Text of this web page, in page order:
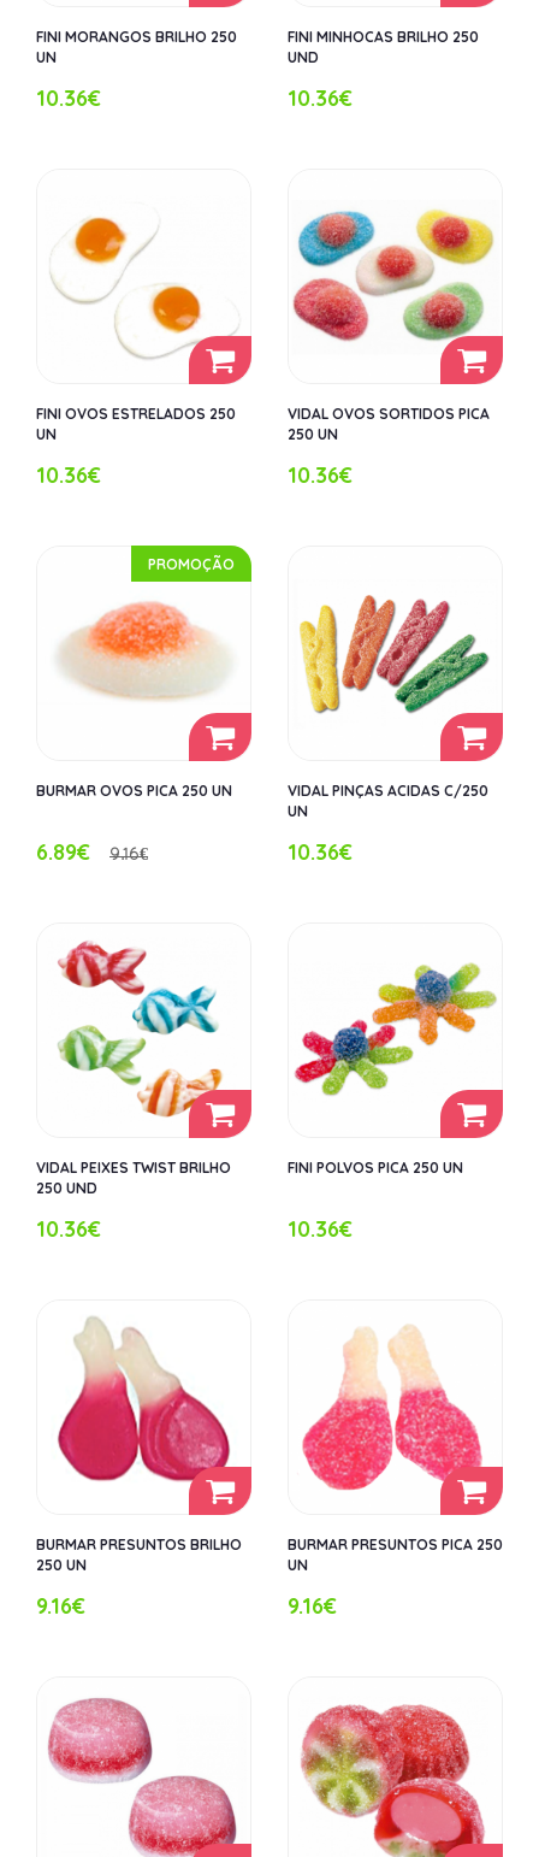
FINI MORANGOS BRILHO 250
UN
10.36€
FINI MINHOCAS BRILHO 250
UND
10.36€
FINI OVOS ESTRELADOS 250
UN
10.36€
VIDAL OVOS SORTIDOS PICA
250 UN
10.36€
PROMOÇÃO
BURMAR OVOS PICA 250 UN
6.89€ 9.16€
VIDAL PINÇAS ACIDAS C/250
UN
10.36€
VIDAL PEIXES TWIST BRILHO
250 UND
10.36€
FINI POLVOS PICA 250 UN
10.36€
BURMAR PRESUNTOS BRILHO
250 UN
9.16€
BURMAR PRESUNTOS PICA 250
UN
9.16€